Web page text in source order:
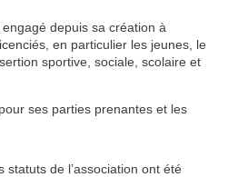
depuis sa création à
en particulier les jeunes, le
sportive, sociale, scolaire et
ses parties prenantes et les
de l’association ont été